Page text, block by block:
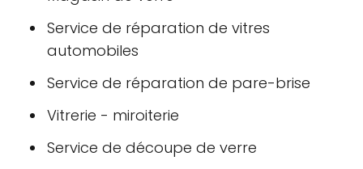
Service de réparation de vitres
automobiles
Service de réparation de pare-brise
Vitrerie - miroiterie
Service de découpe de verre